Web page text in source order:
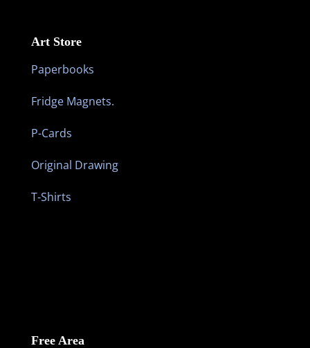
Art Store
Paperbooks
Fridge Magnets.
P-Cards
Original Drawing
T-Shirts
Free Area